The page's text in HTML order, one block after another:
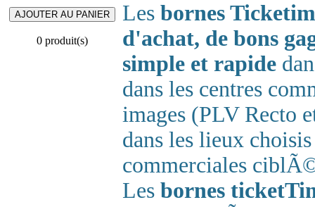
0 produit(s)
Les bornes
d'achat, de bons
simple et rapide
dans les centres
images (PLV Recto
dans les lieux
commerciales
Les bornes